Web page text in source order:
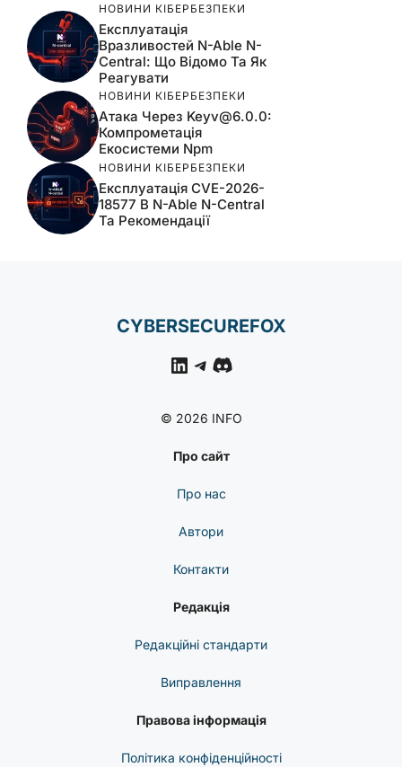
НОВИНИ КІБЕРБЕЗПЕКИ
Експлуатація
Вразливостей N-Able N-
Central: Що Відомо Та Як
Реагувати
НОВИНИ КІБЕРБЕЗПЕКИ
Атака Через Keyv@6.0.0:
Компрометація
Екосистеми Npm
НОВИНИ КІБЕРБЕЗПЕКИ
Експлуатація CVE-2026-
18577 В N-Able N-Central
Та Рекомендації
CYBERSECUREFOX
LinkedIn
Telegram
Discord
© 2026 INFO
Про сайт
Про нас
Автори
Контакти
Редакція
Редакційні стандарти
Виправлення
Правова інформація
Політика конфіденційності